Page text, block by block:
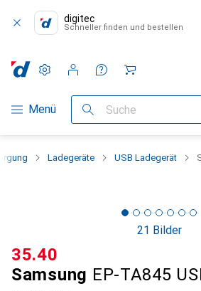
digitec
Schneller finden und bestellen
Navigation nach Kategorien
Menü Suche
Einstellungen
Kundenkonto
Vergleichslisten
Merklisten
Warenkorb
Ladegeräte USB Ladegerät
21 Bilder
Samsung EP-TA845
CHF
35.40